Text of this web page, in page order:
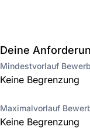
Deine
Mindestvorlauf
Keine Begrenzung
Maximalvorlauf
Keine Begrenzung